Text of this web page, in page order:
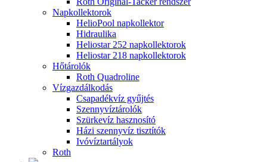
Napkollektorok
HelioPool napkollektor
Hidraulika
Heliostar 252 napkollektorok
Heliostar 218 napkollektorok
Hőtárolók
Roth Quadroline
Vízgazdálkodás
Csapadékvíz gyűjtés
Szennyvíztárolók
Szürkevíz hasznosító
Házi szennyvíz tisztítók
Ivóvíztartályok
Roth